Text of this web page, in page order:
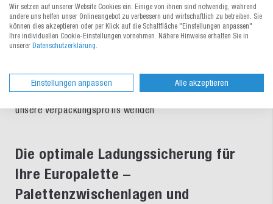
Online-Shop alles bereit, was Sie für einen sicheren
Versand zu Ihren Kunden benötigen – sehen Sie sich um
und finden Sie die ideale Palettenzwischenlage für Ihren
täglichen Arbeitseinsatz. Für weitere Informationen werfen
praktische Tipps zum Thema Ladungssicherungund dem
Packen einer Palette mit an die Hand geben. Alternativ
unsere Verpackungsprofis wenden
Die optimale Ladungssicherung für
Ihre Europalette –
Palettenzwischenlagen und
Wir setzen auf unserer Website Cookies ein. Einige von ihnen sind notwendig, während
andere uns helfen unser Onlineangebot zu verbessern und wirtschaftlich zu betreiben. Sie
können dies akzeptieren oder per Klick auf die Schaltfläche "Einstellungen anpassen"
Ihre individuellen Cookie-Einstellungen vornehmen. Nähere Hinweise erhalten Sie in
unserer Datenschutzerklärung.
Einstellungen anpassen Alle akzeptieren